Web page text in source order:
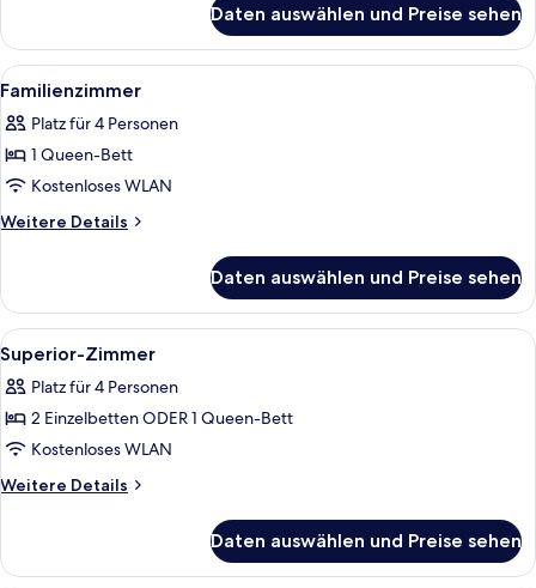
Daten auswählen und Preise sehen
Alle
Fotos
für
Familienzimmer
anzeigen
Familienzimmer | Minibar,
9
Familienzimmer
Platz für 4 Personen
1 Queen-Bett
Kostenloses WLAN
Weitere Details
Weitere
Daten auswählen und Preise sehen
Alle
Fotos
für
Superior-
Zimmer
anzeigen
Superior-Zimmer | Minibar,
8
Superior-Zimmer
Platz für 4 Personen
2 Einzelbetten ODER 1 Queen-Bett
Kostenloses WLAN
Weitere Details
Weitere
Zimmer
Daten auswählen und Preise sehen